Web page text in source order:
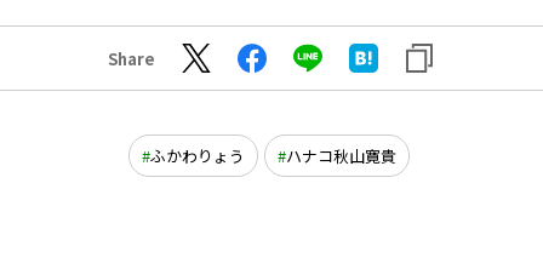
Share
ふかわりょう ハナコ秋山寛貴